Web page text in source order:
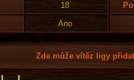
18
Ano
Zde může vítěz ligy